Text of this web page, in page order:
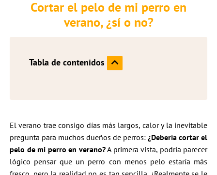
Cortar el pelo de mi perro en
verano, ¿sí o no?
Tabla de contenidos
El verano trae consigo días más largos, calor y la inevitable
pregunta para muchos dueños de perros: ¿Debería cortar el
pelo de mi perro en verano?A primera vista, podría parecer
lógico pensar que un perro con menos pelo estaría más